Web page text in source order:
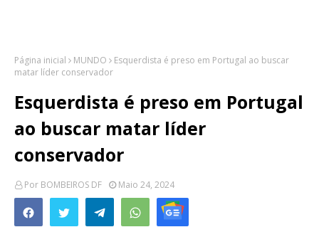
Página inicial MUNDO
Esquerdista é preso em Portugal ao buscar
matar líder conservador
Esquerdista é preso em Portugal
ao buscar matar líder
conservador
Por BOMBEIROS DF Maio 24, 2024